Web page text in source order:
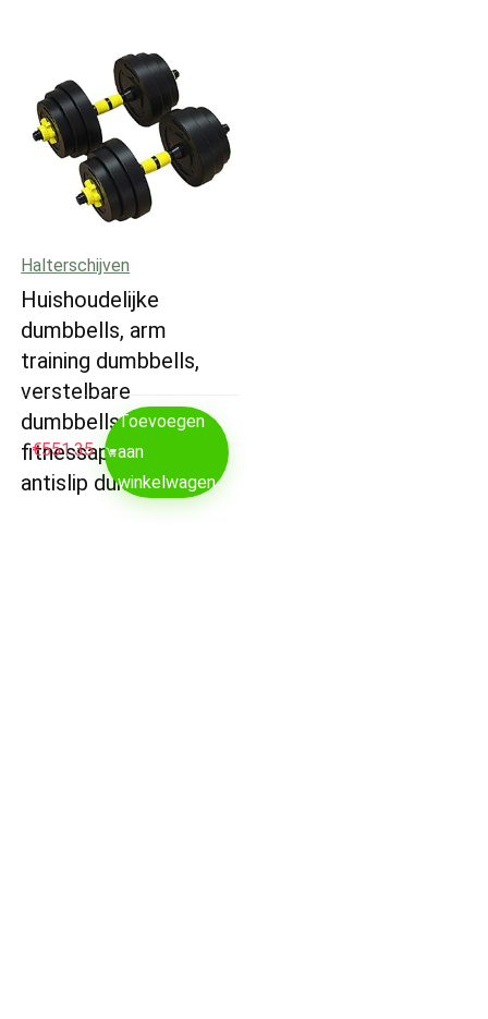
Halterschijven
Huishoudelijke
dumbbells, arm
training dumbbells,
verstelbare
dumbbells,
fitnessapparatuur,
antislip dumbbells…
€551.35
Toevoegen
aan
winkelwagen